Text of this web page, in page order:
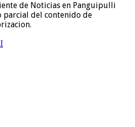
de Noticias en Panguipulli
parcial del contenido de